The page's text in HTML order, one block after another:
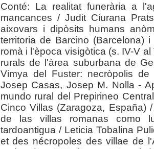
Conté: La realitat funerària a
mancances / Judit Ciurana
aixovars i dipòsits humans
territoria de Barcino (Barcelona)
romà i l'època visigòtica (s. IV-V
rurals de l'àrea suburbana de
Vimya del Fuster: necròpolis
Josep Casas, Josep M. Nolla -
mundo rural del Prepirineo
Cinco Villas (Zaragoza, España)
de las villas romanas como
tardoantigua / Leticia Tobalina
et des nécropoles des villae de